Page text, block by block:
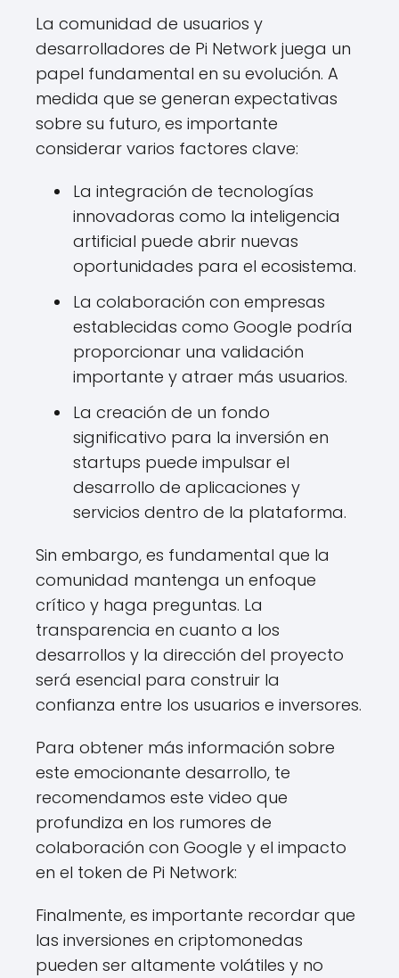
La comunidad de usuarios y
desarrolladores de Pi Network juega un
papel fundamental en su evolución. A
medida que se generan expectativas
sobre su futuro, es importante
considerar varios factores clave:
La integración de tecnologías
innovadoras como la inteligencia
artificial puede abrir nuevas
oportunidades para el ecosistema.
La colaboración con empresas
establecidas como Google podría
proporcionar una validación
importante y atraer más usuarios.
La creación de un fondo
significativo para la inversión en
startups puede impulsar el
desarrollo de aplicaciones y
servicios dentro de la plataforma.
Sin embargo, es fundamental que la
comunidad mantenga un enfoque
crítico y haga preguntas. La
transparencia en cuanto a los
desarrollos y la dirección del proyecto
será esencial para construir la
confianza entre los usuarios e inversores.
Para obtener más información sobre
este emocionante desarrollo, te
recomendamos este video que
profundiza en los rumores de
colaboración con Google y el impacto
en el token de Pi Network:
Finalmente, es importante recordar que
las inversiones en criptomonedas
pueden ser altamente volátiles y no